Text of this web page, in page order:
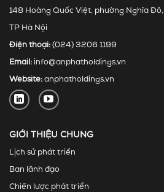
148 Hoàng Quốc Việt, phường Nghĩa Đô,
TP Hà Nội
Điện thoại: (024) 3206 1199
Email: info@anphatholdings.vn
Website: anphatholdings.vn
GIỚI THIỆU CHUNG
Lịch sử phát triển
Ban lãnh đạo
Chiến lược phát triển